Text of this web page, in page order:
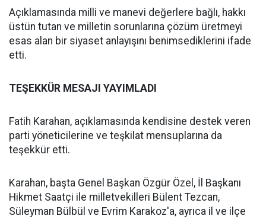
Açıklamasında milli ve manevi değerlere bağlı, hakkı
üstün tutan ve milletin sorunlarına çözüm üretmeyi
esas alan bir siyaset anlayışını benimsediklerini ifade
etti.
TEŞEKKÜR MESAJI YAYIMLADI
Fatih Karahan, açıklamasında kendisine destek veren
parti yöneticilerine ve teşkilat mensuplarına da
teşekkür etti.
Karahan, başta Genel Başkan Özgür Özel, İl Başkanı
Hikmet Saatçi ile milletvekilleri Bülent Tezcan,
Süleyman Bülbül ve Evrim Karakoz'a, ayrıca il ve ilçe